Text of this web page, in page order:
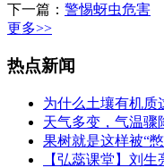
下一篇： 警惕蚜虫危害
更多>>
热点新闻
为什么土壤有机质
天气多变，气温骤
果树就是这样被“
【弘蕊课堂】刘生